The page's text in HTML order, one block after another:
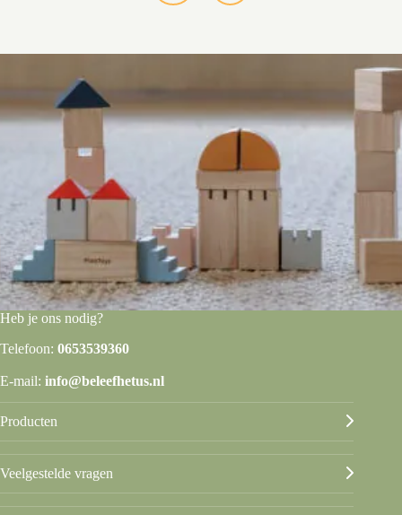
Heb je ons nodig?
Telefoon: 0653539360
E-mail: info@beleefhetus.nl
Producten
Veelgestelde vragen